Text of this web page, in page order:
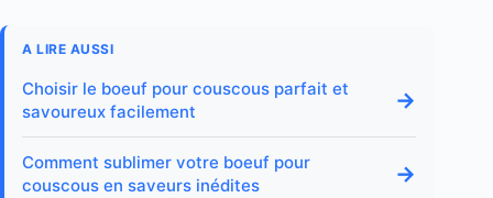
A LIRE AUSSI
Choisir le boeuf pour couscous parfait et
savoureux facilement
→
Comment sublimer votre boeuf pour
couscous en saveurs inédites
→